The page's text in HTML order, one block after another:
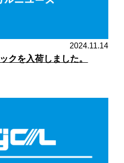
2024.11.14
クを入荷しました。